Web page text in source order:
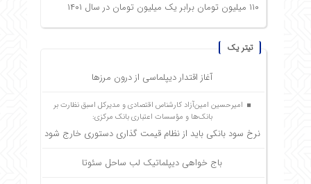
۱۱۰ میلیون تومان برابر یک میلیون تومان در سال ۱۴۰۱
تیتر یک
آغاز اقتدار دیپلماسی از درون مرزها
امیرحسین امین‌آزاد کارشناس اقتصادی و مدیرکل اسبق نظارت بر
بانک‌ها و مؤسسات اعتباری بانک مرکزی:
نرخ سود بانکی باید از نظام قیمت گذاری دستوری خارج شود
باج خواهی دیپلماتیک لب ساحل سئوتا